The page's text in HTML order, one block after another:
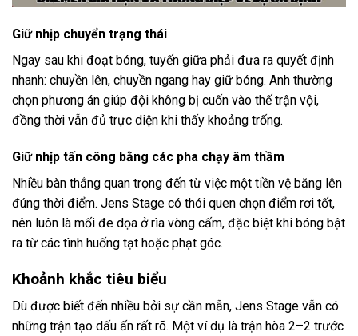
Giữ nhịp chuyển trạng thái
Ngay sau khi đoạt bóng, tuyến giữa phải đưa ra quyết định
nhanh: chuyền lên, chuyền ngang hay giữ bóng. Anh thường
chọn phương án giúp đội không bị cuốn vào thế trận vội,
đồng thời vẫn đủ trực diện khi thấy khoảng trống.
Giữ nhịp tấn công bằng các pha chạy âm thầm
Nhiều bàn thắng quan trọng đến từ việc một tiền vệ băng lên
đúng thời điểm. Jens Stage có thói quen chọn điểm rơi tốt,
nên luôn là mối đe dọa ở rìa vòng cấm, đặc biệt khi bóng bật
ra từ các tình huống tạt hoặc phạt góc.
Khoảnh khắc tiêu biểu
Dù được biết đến nhiều bởi sự cần mẫn, Jens Stage vẫn có
những trận tạo dấu ấn rất rõ. Một ví dụ là trận hòa 2–2 trước